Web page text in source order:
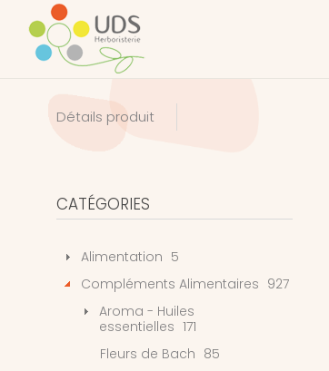
Détails produit
CATÉGORIES
Alimentation 5
Compléments Alimentaires 927
Aroma - Huiles
essentielles 171
Fleurs de Bach 85